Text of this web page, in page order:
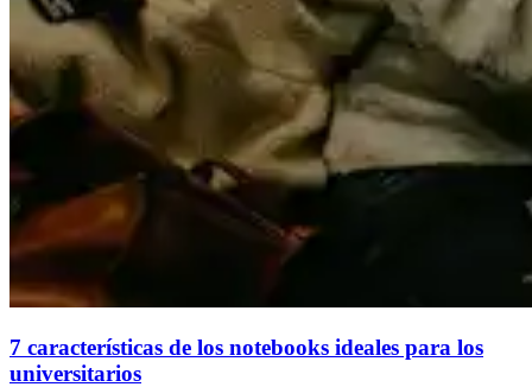
7 características de los notebooks ideales para los
universitarios